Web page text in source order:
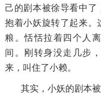
己的剧本被徐导看中
抱着小妖旋转了起来。
粮。恬恬拉着四个人
间。刚转身没走几步
来，叫住了小赖。
其实，小妖的剧本